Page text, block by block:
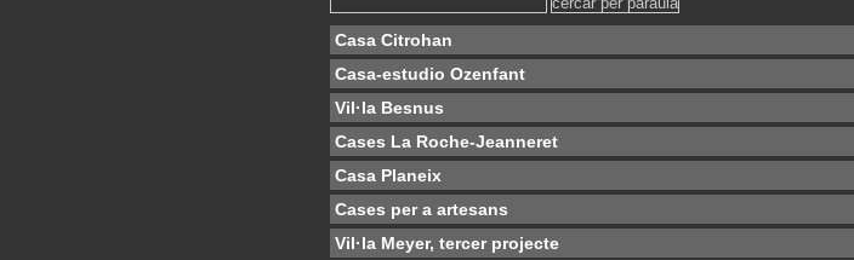
Casa Citrohan
Casa-estudio Ozenfant
Vil·la Besnus
Cases La Roche-Jeanneret
Casa Planeix
Cases per a artesans
Vil·la Meyer, tercer projecte